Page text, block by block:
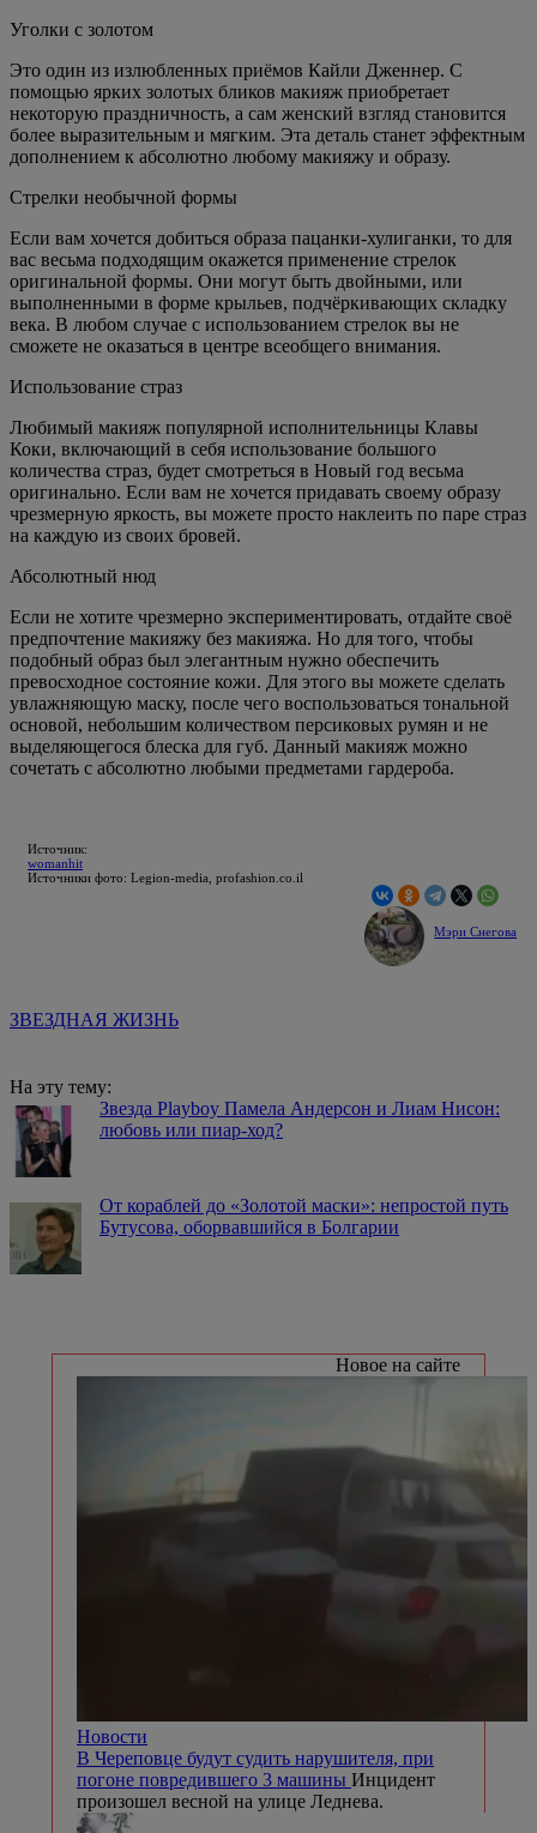
Уголки с золотом
Это один из излюбленных приёмов Кайли Дженнер. С
помощью ярких золотых бликов макияж приобретает
некоторую праздничность, а сам женский взгляд становится
более выразительным и мягким. Эта деталь станет эффектным
дополнением к абсолютно любому макияжу и образу.
Стрелки необычной формы
Если вам хочется добиться образа пацанки-хулиганки, то для
вас весьма подходящим окажется применение стрелок
оригинальной формы. Они могут быть двойными, или
выполненными в форме крыльев, подчёркивающих складку
века. В любом случае с использованием стрелок вы не
сможете не оказаться в центре всеобщего внимания.
Использование страз
Любимый макияж популярной исполнительницы Клавы
Коки, включающий в себя использование большого
количества страз, будет смотреться в Новый год весьма
оригинально. Если вам не хочется придавать своему образу
чрезмерную яркость, вы можете просто наклеить по паре страз
на каждую из своих бровей.
Абсолютный нюд
Если не хотите чрезмерно экспериментировать, отдайте своё
предпочтение макияжу без макияжа. Но для того, чтобы
подобный образ был элегантным нужно обеспечить
превосходное состояние кожи. Для этого вы можете сделать
увлажняющую маску, после чего воспользоваться тональной
основой, небольшим количеством персиковых румян и не
выделяющегося блеска для губ. Данный макияж можно
сочетать с абсолютно любыми предметами гардероба.
Источник:
womanhit
Источники фото: Legion-media, profashion.co.il
Мэри Снегова
ЗВЕЗДНАЯ ЖИЗНЬ
На эту тему:
Звезда Playboy Памела Андерсон и Лиам Нисон:
любовь или пиар-ход?
От кораблей до «Золотой маски»: непростой путь
Бутусова, оборвавшийся в Болгарии
Новое на сайте
Новости
В Череповце будут судить нарушителя, при
погоне повредившего 3 машины Инцидент
произошел весной на улице Леднева.